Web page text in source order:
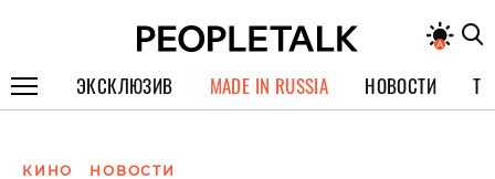
ЭКСКЛЮЗИВ MADE IN RUSSIA НОВОСТИ
КИНО НОВОСТИ